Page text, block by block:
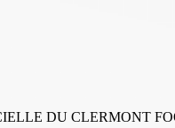
DU CLERMONT